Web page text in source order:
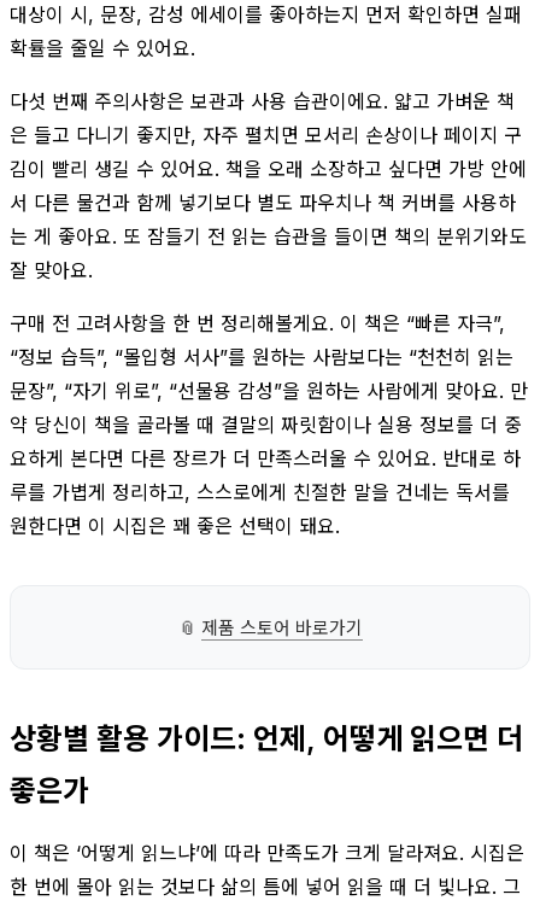
대상이 시, 문장, 감성 에세이를 좋아하는지 먼저 확인하면 실패
확률을 줄일 수 있어요.
다섯 번째 주의사항은 보관과 사용 습관이에요. 얇고 가벼운 책
은 들고 다니기 좋지만, 자주 펼치면 모서리 손상이나 페이지 구
김이 빨리 생길 수 있어요. 책을 오래 소장하고 싶다면 가방 안에
서 다른 물건과 함께 넣기보다 별도 파우치나 책 커버를 사용하
는 게 좋아요. 또 잠들기 전 읽는 습관을 들이면 책의 분위기와도
잘 맞아요.
구매 전 고려사항을 한 번 정리해볼게요. 이 책은 “빠른 자극”,
“정보 습득”, “몰입형 서사”를 원하는 사람보다는 “천천히 읽는
문장”, “자기 위로”, “선물용 감성”을 원하는 사람에게 맞아요. 만
약 당신이 책을 골라볼 때 결말의 짜릿함이나 실용 정보를 더 중
요하게 본다면 다른 장르가 더 만족스러울 수 있어요. 반대로 하
루를 가볍게 정리하고, 스스로에게 친절한 말을 건네는 독서를
원한다면 이 시집은 꽤 좋은 선택이 돼요.
📎 제품 스토어 바로가기
상황별 활용 가이드: 언제, 어떻게 읽으면 더
좋은가
이 책은 ‘어떻게 읽느냐’에 따라 만족도가 크게 달라져요. 시집은
한 번에 몰아 읽는 것보다 삶의 틈에 넣어 읽을 때 더 빛나요. 그